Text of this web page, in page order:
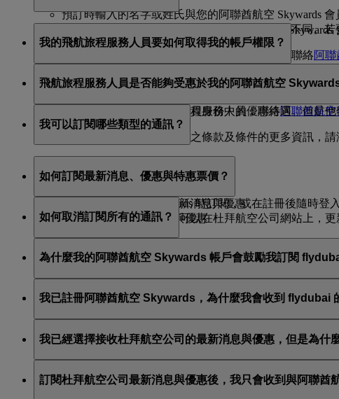
預訂時輸入的名字或姓氏與您的阿聯酋航空 Skywards
您的阿聯酋航空 Skywards 會員號碼與預訂內容不同。
如果您認為上述說明不適用於您的未來預訂，請致電聯絡阿
飛航旅程服務人員是指年滿 18 歲，可由阿聯酋航空
修改與會員的阿聯酋航空 Skywards 會員資格有關的任何
您可以透過下列方式指定飛航旅程服務人員：聯絡阿聯酋航空
如需有關指定飛航旅程服務人員之條款及條件的更多資訊，
我的飛航旅程服務人員要如何取得我的帳戶權限？
飛航旅程服務人員是否能夠受惠於我的阿聯酋航空
飛航旅程服務人員無法享用您會員身份中的優惠待遇。但是
我可以訂閱哪些類型的通訊？
阿聯酋航空 Skywards 最新消息與優惠
杜拜航空公司最新消息與優惠
如何訂閱最新消息、優惠與特惠票價？
您可在註冊阿聯酋航空 Skywards 時訂閱，或在註冊後隨時登
公司的最新消息與優惠。您也可以在杜拜航空公司網站上，
如何取消訂閱所有的通訊？
您可以隨時透過杜拜航空公司和/或阿聯酋航空電子郵件底
拜航空公司，以取消訂閱。
為什麼我的阿聯酋航空 Skywards 帳戶會鼓勵我訂閱
阿聯酋航空 Skywards 是阿聯酋航空和 flydubai 的忠誠會員
我已註冊阿聯酋航空 Skywards，為什麼我會收到 flydubai
當您註冊成為阿聯酋航空 Skywards 會員時，您可以選擇訂
我已經選擇接收杜拜航空公司的最新消息與優惠，但是為
這就表示您提供的電子郵件地址連結了多個阿聯酋航空
「個人偏好設定」中更新您的電子郵件訂閱項目。
訂閱杜拜航空公司最新消息與優惠後，我只會收到與阿聯酋